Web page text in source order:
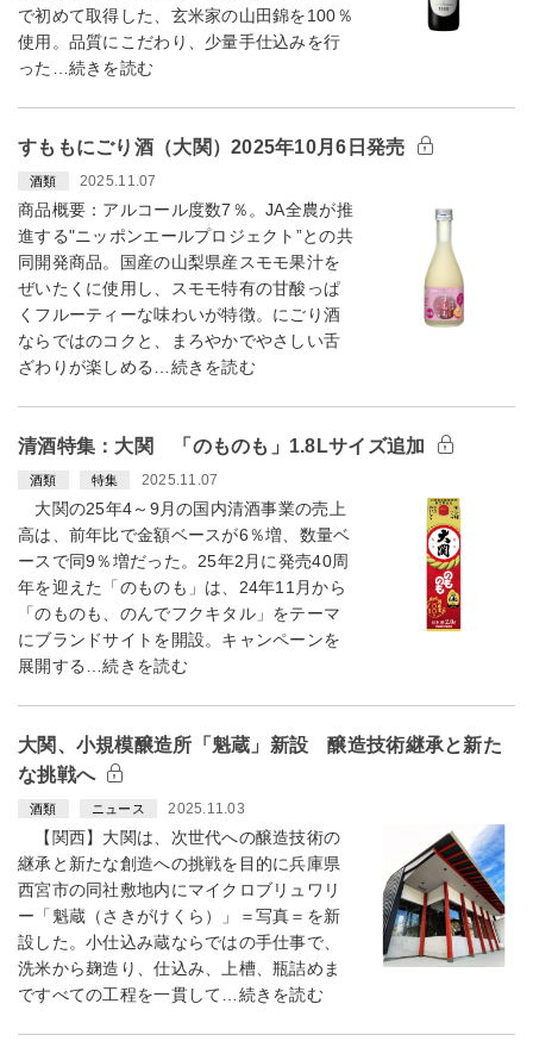
で初めて取得した、玄米家の山田錦を100％
使用。品質にこだわり、少量手仕込みを行
った…続きを読む
すももにごり酒（大関）2025年10月6日発売
酒類 2025.11.07
商品概要：アルコール度数7％。JA全農が推
進する"ニッポンエールプロジェクト”との共
同開発商品。国産の山梨県産スモモ果汁を
ぜいたくに使用し、スモモ特有の甘酸っぱ
くフルーティーな味わいが特徴。にごり酒
ならではのコクと、まろやかでやさしい舌
ざわりが楽しめる…続きを読む
清酒特集：大関 「のものも」1.8Lサイズ追加
酒類 特集 2025.11.07
大関の25年4～9月の国内清酒事業の売上
高は、前年比で金額ベースが6％増、数量ベ
ースで同9％増だった。25年2月に発売40周
年を迎えた「のものも」は、24年11月から
「のものも、のんでフクキタル」をテーマ
にブランドサイトを開設。キャンペーンを
展開する…続きを読む
大関、小規模醸造所「魁蔵」新設 醸造技術継承と新た
な挑戦へ
酒類 ニュース 2025.11.03
【関西】大関は、次世代への醸造技術の
継承と新たな創造への挑戦を目的に兵庫県
西宮市の同社敷地内にマイクロブリュワリ
ー「魁蔵（さきがけくら）」＝写真＝を新
設した。小仕込み蔵ならではの手仕事で、
洗米から麹造り、仕込み、上槽、瓶詰めま
ですべての工程を一貫して…続きを読む